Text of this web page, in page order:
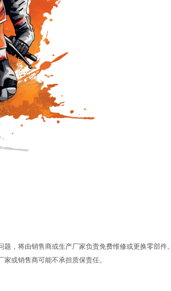
，将由销售商或生产厂家负责免费维修或更换零部件。
或销售商可能不承担质保责任。